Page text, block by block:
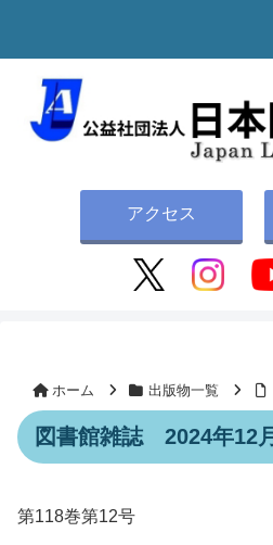
アクセス
ホーム 出版物一覧
図書館雑誌 2024年12
第118巻第12号